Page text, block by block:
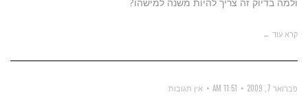
ולמה בדיוק זה צריך להיות משנה למישהו?
קרא עוד ←
פברואר 7, 2009 11:51 AM אין תגובות